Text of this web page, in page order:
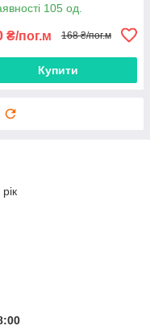
105 од.
₴/пог.м 168 ₴/пог.м
Купити